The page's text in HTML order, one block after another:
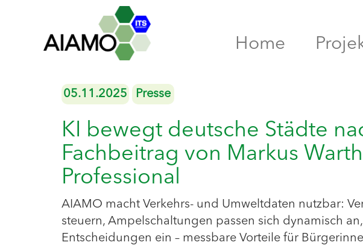
Home
05.11.2025 Presse
KI bewegt deutsche Städte
Fachbeitrag von Markus
Professional
AIAMO macht Verkehrs- und Umweltdaten nutzbar:
steuern, Ampelschaltungen passen sich dynamisch
Entscheidungen ein – messbare Vorteile für